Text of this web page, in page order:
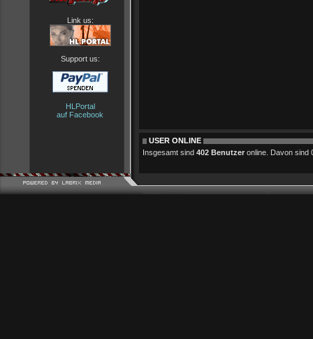
Link us:
Support us:
HLPortal
auf Facebook
USER ONLINE
Insgesamt sind 402 Benutzer online. Davon sind